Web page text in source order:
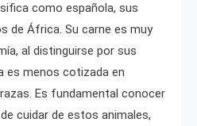
como española, sus
de África. Su carne es muy
al distinguirse por sus
es menos cotizada en
Es fundamental conocer
cuidar de estos animales,